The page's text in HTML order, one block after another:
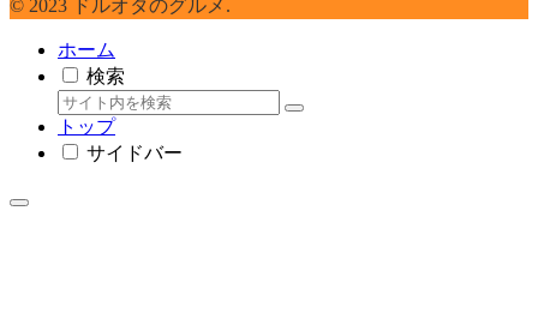
© 2023 ドルオタのグルメ.
ホーム
検索
トップ
サイドバー